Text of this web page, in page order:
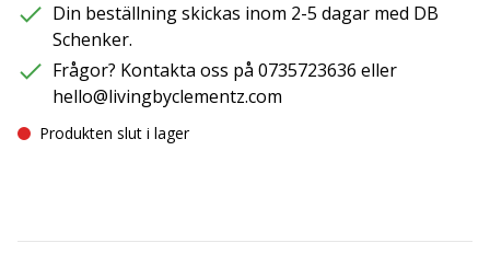
Din beställning skickas inom 2-5 dagar med DB
Schenker.
Frågor? Kontakta oss på 0735723636 eller
hello@livingbyclementz.com
Produkten slut i lager